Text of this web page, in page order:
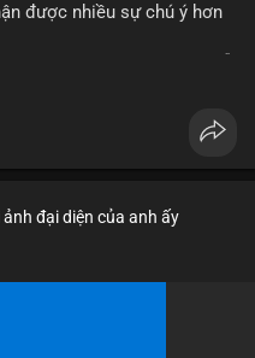
được nhiều sự chú ý hơn
đại diện của anh ấy